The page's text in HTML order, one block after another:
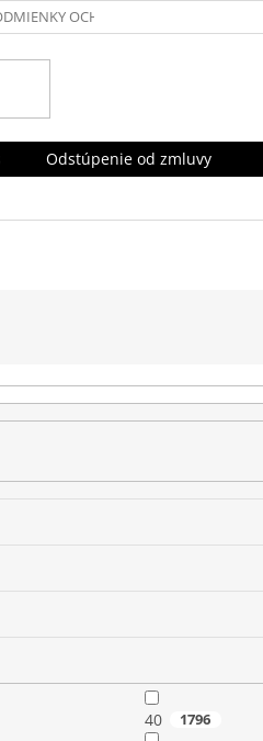
OCHRANY OSOBNÝCH ÚDAJOV
Odstúpenie od zmluvy
40 1796